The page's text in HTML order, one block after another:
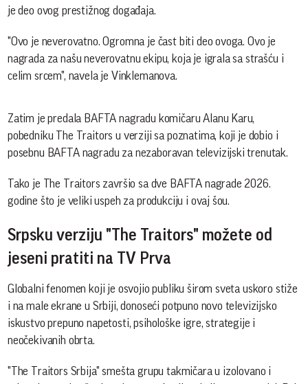
je deo ovog prestižnog događaja.
"Ovo je neverovatno. Ogromna je čast biti deo ovoga. Ovo je
nagrada za našu neverovatnu ekipu, koja je igrala sa strašću i
celim srcem", navela je Vinklemanova.
Zatim je predala BAFTA nagradu komičaru Alanu Karu,
pobedniku The Traitors u verziji sa poznatima, koji je dobio i
posebnu BAFTA nagradu za nezaboravan televizijski trenutak.
Tako je The Traitors završio sa dve BAFTA nagrade 2026.
godine što je veliki uspeh za produkciju i ovaj šou.
Srpsku verziju "The Traitors" možete od
jeseni pratiti na TV Prva
Globalni fenomen koji je osvojio publiku širom sveta uskoro stiže
i na male ekrane u Srbiji, donoseći potpuno novo televizijsko
iskustvo prepuno napetosti, psihološke igre, strategije i
neočekivanih obrta.
"The Traitors Srbija" smešta grupu takmičara u izolovano i